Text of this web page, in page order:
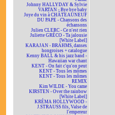
Johnny HALLYDAY & Sylvie
VARTAN - Bye bye baby
Joye du vin à CHÂTEAUNEUF
DU PAPE - Chansons des
échansons
Julien CLERC - Ce n'est rien
Juliette GRÉCO - Ta jalousie
[White Label]
KARAJAN - BRAHMS, danses
hongroises + catalogue
Kenny BALL & his jazz band -
Hawaiian war chant
KENT - On fait c'qu'on peut
KENT - Tous les mômes
KENT - Tous les mômes
REMIX
Kim WILDE - You came
KIRSTEN - Over the rainbow
[White Label]
KRÉMA HOLLYWOOD -
J.STRAUSS fils, Valse de
l'empereur